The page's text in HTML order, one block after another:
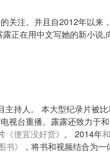
关注。并且自2012年以来
正在用中文写她的新小说
持人。 本大型纪录片被
视台重播。露露还致力于
《便宜没好货》 。 2014年和
书》
，将书和视频结合为